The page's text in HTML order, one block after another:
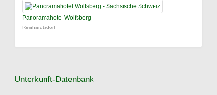
Panoramahotel Wolfsberg
Reinhardtsdorf
Unterkunft-Datenbank